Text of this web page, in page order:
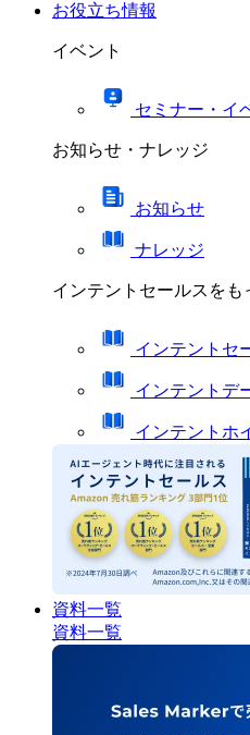
お役立ち情報
イベント
セミナー・イ
お知らせ・ナレッジ
お知らせ
ナレッジ
インテントセールスをも
インテントセ
インテントデ
インテントホ
資料一覧
資料一覧